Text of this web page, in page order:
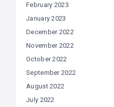
February 2023
January 2023
December 2022
November 2022
October 2022
September 2022
August 2022
July 2022